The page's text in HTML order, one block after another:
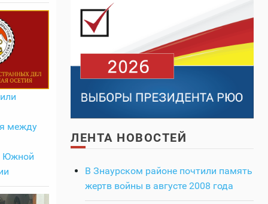
между
Южной
ЛЕНТА НОВОСТЕЙ
В Знаурском районе почтили память
жертв войны в августе 2008 года